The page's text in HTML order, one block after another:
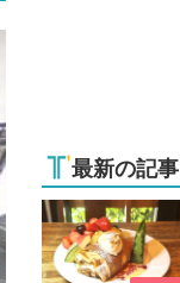
最新の記事